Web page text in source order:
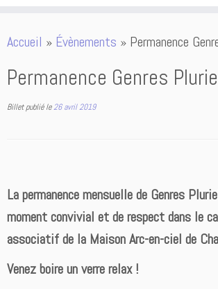
au
contenu
Accueil » Évènements » Permanence
Permanence Genres
Billet publié le26 avril 2019
La permanence mensuelle de Genres
moment convivial et de respect dans le
associatif de la Maison Arc-en-ciel de
Venez boire un verre relax !